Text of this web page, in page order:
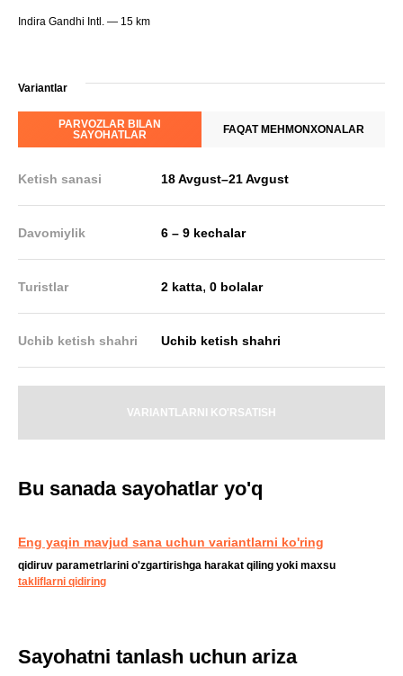
Indira Gandhi Intl. — 15 km
Variantlar
PARVOZLAR BILAN
SAYOHATLAR
FAQAT MEHMONXONALAR
Ketish sanasi 18 Avgust–21 Avgust
Davomiylik 6 – 9 kechalar
Turistlar 2 katta,0 bolalar
Uchib ketish shahri Uchib ketish shahri
VARIANTLARNI KO'RSATISH
Bu sanada sayohatlar yo'q
Eng yaqin mavjud sana uchun variantlarni ko'ring
qidiruv parametrlarini o'zgartirishga harakat qiling yoki maxsu
takliflarni qidiring
Sayohatni tanlash uchun ariza